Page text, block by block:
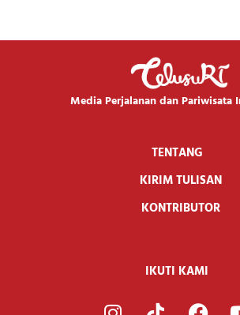
Media Perjalanan dan Pariwisata
TENTANG
KIRIM TULISAN
KONTRIBUTOR
IKUTI KAMI